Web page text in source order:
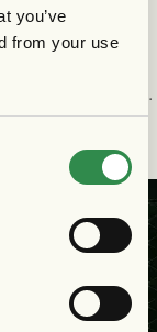
you’ve
from your use
fler chanser,
halvtid. Efter
tilläts ha mer av
och säkrade en
Ekström